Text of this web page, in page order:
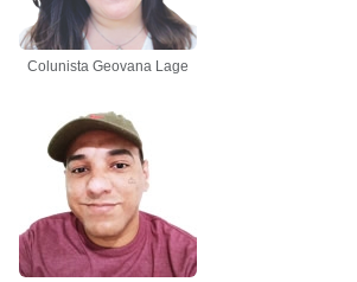
Colunista Geovana Lage